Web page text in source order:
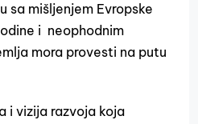
sa mišljenjem Evropske
i neophodnim
mora provesti na putu
i vizija razvoja koja